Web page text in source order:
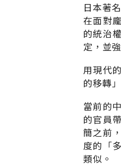
日本著
在面對
的統治
定，並
用現代
的移轉
當前的
的官員
簡之前
度的「
類似。